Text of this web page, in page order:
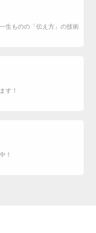
生ものの「伝え方」の技術
す！
！